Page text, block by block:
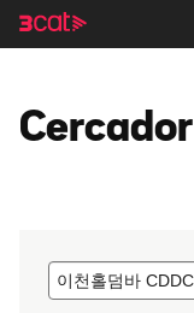
Anar
principal
Anar
Cercador